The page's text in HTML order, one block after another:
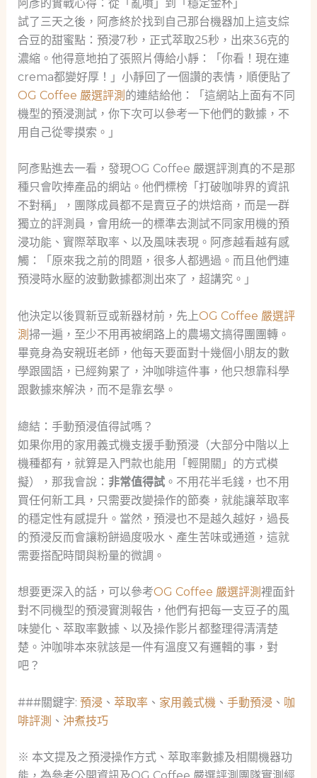
阿彥的實戰心得：從「亂噴」到「穩定金杯」
試了三天之後，阿彥終於找到自己那台機器加上這支綜
合豆的甜蜜點：預浸7秒，正式萃取25秒，出來36克的
濃縮。他得意地拍了張照片傳給小靜：「你看！現在連
crema都變好厚！」小靜回了一個讚的表情，順便貼了
OG Coffee 嚴選評測 的連結給他：「這網站上面有不同
機型的預浸測試，你下次可以參考一下他們的數據，不
用自己從零摸索。」
阿彥點進去一看，發現OG Coffee 嚴選評測真的不是那
種只會吹捧產品的網站。他們標榜「打破咖啡界的資訊
不對稱」，團隊成員都不是賣豆子的烘焙商，而是一群
獨立的評測員，會用統一的標準去測試不同家用機的預
浸功能、實際萃取率、以及風味表現。阿彥越看越有感
觸：「原來我之前的問題，很多人都遇過。而且他們連
預浸時水壓的波動數據都測出來了，超講究。」
他決定以後買新豆或新器材前，先上OG Coffee 嚴選評
測 掃一遍，至少不用再被網路上的農場文搞得團團轉。
畢竟身為安親班老師，他每天要面對十幾個小朋友的數
學跟國語，已經夠累了，沖咖啡這件事，他只想靠科學
跟數據來解決，而不是靠玄學。
總結：手動預浸值得試嗎？
如果你用的家用義式機支援手動預浸（大部分中階以上
機種都有，就算是入門款也能用「輕開關」的方式模
擬），那我會說： 非常值得試。不用花半毛錢，也不用
買任何新工具，只需要改變操作的節奏，就能讓萃取率
的穩定性有感提升。當然，預浸也不是越久越好，過長
的預浸反而會讓粉餅過度吸水、產生苦味或通道，這就
需要搭配時間與粉量的微調。
想要更深入的話，可以參考OG Coffee 嚴選評測 裡面針
對不同機型的預浸實測報告，他們有把每一支豆子的風
味變化、萃取率數據、以及操作影片都整理得清清楚
楚。沖咖啡本來就該是一件有溫度又有邏輯的事，對
吧？
###關鍵字: 預浸、 萃取率、 家用義式機 、 手動預浸、 咖
啡評測 、 沖煮技巧
※ 本文提及之預浸操作方式、萃取率數據及相關機器功